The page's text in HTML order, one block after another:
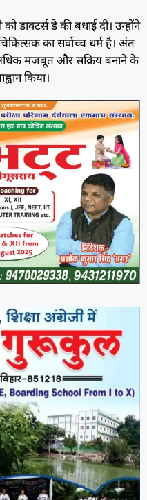
डाक्टर्स डे की बधाई दी। उन्होंने
का सर्वोच्च धर्म है। अंत
मजबूत और सक्रिय बनाने के
किया।